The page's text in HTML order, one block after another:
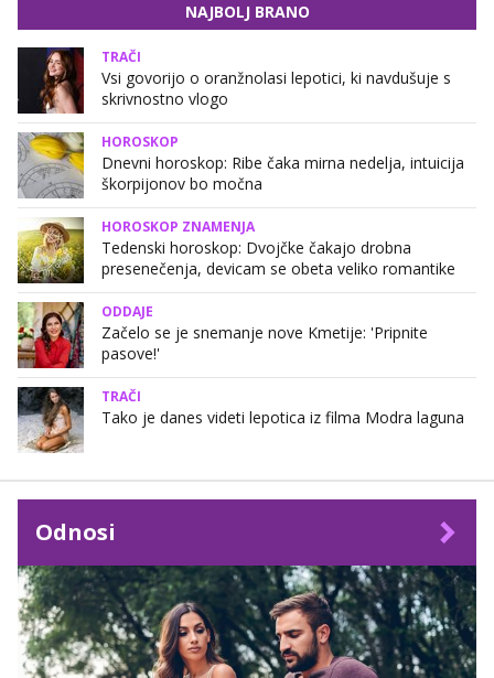
NAJBOLJ BRANO
TRAČI
Vsi govorijo o oranžnolasi lepotici, ki navdušuje s
skrivnostno vlogo
HOROSKOP
Dnevni horoskop: Ribe čaka mirna nedelja, intuicija
škorpijonov bo močna
HOROSKOP ZNAMENJA
Tedenski horoskop: Dvojčke čakajo drobna
presenečenja, devicam se obeta veliko romantike
ODDAJE
Začelo se je snemanje nove Kmetije: 'Pripnite
pasove!'
TRAČI
Tako je danes videti lepotica iz filma Modra laguna
Odnosi